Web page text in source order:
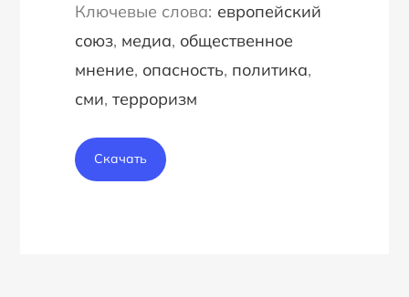
европейский
союз, медиа, общественное
мнение, опасность, политика
сми, терроризм
Скачать